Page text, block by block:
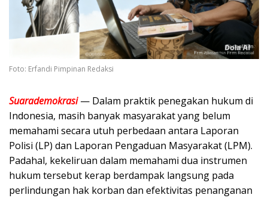
Foto: Erfandi Pimpinan Redaksi
Suarademokrasi— Dalam praktik penegakan hukum di
Indonesia, masih banyak masyarakat yang belum
memahami secara utuh perbedaan antara Laporan
Polisi (LP) dan Laporan Pengaduan Masyarakat (LPM).
Padahal, kekeliruan dalam memahami dua instrumen
hukum tersebut kerap berdampak langsung pada
perlindungan hak korban dan efektivitas penanganan